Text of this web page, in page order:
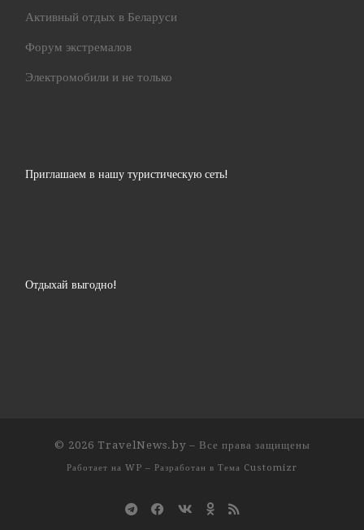
Активный отдых в Беларуси
Форум экстремалов
Электромобили и не только
Приглашаем в нашу туристическую сеть!
Отдыхай выгодно!
© 2026 TravelNews.by– Все права защищены
Работает на WP – Разработан в Тема Customizr